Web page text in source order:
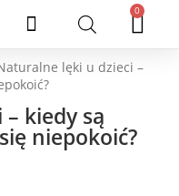
0
lęki u dzieci –
kiedy są
niepokoić?